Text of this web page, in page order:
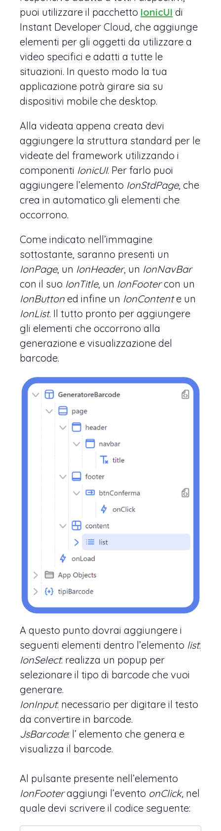
puoi utilizzare il pacchetto IonicUI di
Instant Developer Cloud, che aggiunge
elementi per gli oggetti da utilizzare a
video specifici e adatti a tutte le
situazioni. In questo modo la tua
applicazione potrà girare sia su
dispositivi mobile che desktop.
Alla videata appena creata devi
aggiungere la struttura standard per le
videate del framework utilizzando i
componenti IonicUI. Per farlo puoi
aggiungere l’elemento IonStdPage, che
crea in automatico gli elementi che
occorrono.
Come indicato nell’immagine
sottostante, saranno presenti un
IonPage, un IonHeader, un IonNavBar
con il suo IonTitle, un IonFootercon un
IonButton ed infine un IonContente un
IonList. Il tutto pronto per aggiungere
gli elementi che occorrono alla
generazione e visualizzazione del
barcode.
A questo punto dovrai aggiungere i
seguenti elementi dentro l’elemento list:
IonSelect: realizza un popup per
selezionare il tipo di barcode che vuoi
generare.
IonInput: necessario per digitare il testo
da convertire in barcode.
JsBarcode: l’ elemento che genera e
visualizza il barcode.
Al pulsante presente nell’elemento
IonFooteraggiungi l’evento onClick, nel
quale devi scrivere il codice seguente: